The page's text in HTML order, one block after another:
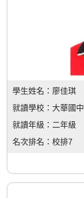
學生姓名： 廖佳琪
就讀學校： 大華國中
就讀年級： 二年級
名次排名： 校排7